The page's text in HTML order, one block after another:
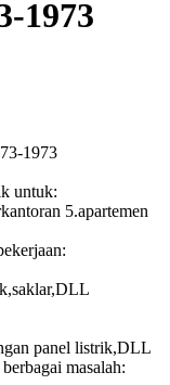
1973
1973
untuk:
5.apartemen
panel listrik,DLL
masalah: